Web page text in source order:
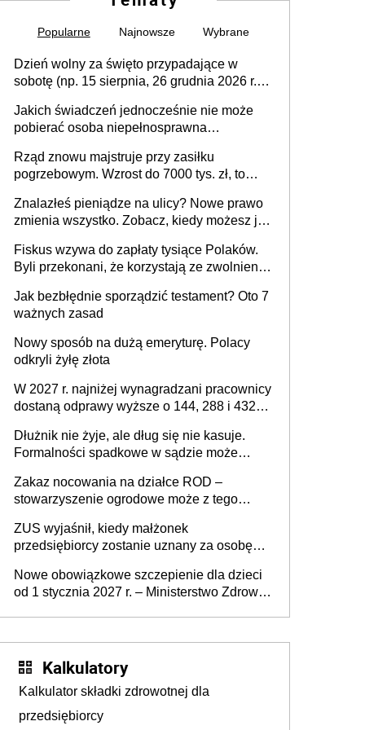
Popularne Najnowsze Wybrane
Dzień wolny za święto przypadające w
sobotę (np. 15 sierpnia, 26 grudnia 2026 r.) –
pracodawcy (sektor prywatny i administracja
publiczna), najczęstsze pytania
Jakich świadczeń jednocześnie nie może
pobierać osoba niepełnosprawna
Rząd znowu majstruje przy zasiłku
pogrzebowym. Wzrost do 7000 tys. zł, to
Znalazłeś pieniądze na ulicy? Nowe prawo
zmienia wszystko. Zobacz, kiedy możesz je
Fiskus wzywa do zapłaty tysiące Polaków.
Byli przekonani, że korzystają ze zwolnienia
Jak bezbłędnie sporządzić testament? Oto 7
ważnych zasad
Nowy sposób na dużą emeryturę. Polacy
odkryli żyłę złota
W 2027 r. najniżej wynagradzani pracownicy
dostaną odprawy wyższe o 144, 288 i 432
Dłużnik nie żyje, ale dług się nie kasuje.
Formalności spadkowe w sądzie może
zmarłego
Zakaz nocowania na działce ROD –
stowarzyszenie ogrodowe może z tego
działki (wypowiedzieć dzierżawę)?
ZUS wyjaśnił, kiedy małżonek
przedsiębiorcy zostanie uznany za osobę
Nowe obowiązkowe szczepienie dla dzieci
od 1 stycznia 2027 r. – Ministerstwo Zdrowia
Kalkulatory
Kalkulator składki zdrowotnej dla
przedsiębiorcy